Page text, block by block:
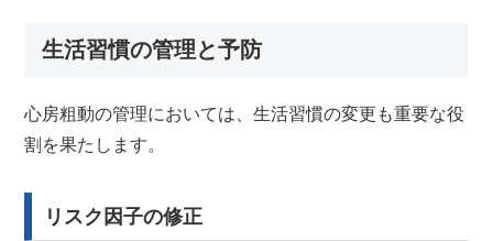
生活習慣の管理と予防
心房粗動の管理においては、生活習慣の変更も重要な役
割を果たします。
リスク因子の修正